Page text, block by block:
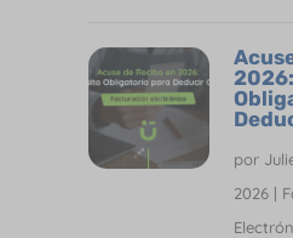
por
2026|